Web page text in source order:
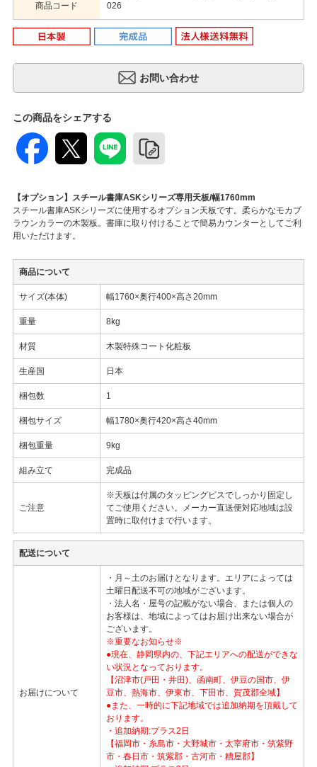
商品コード
026
この商品をシェアする
【オプション】スチール書庫ASKシリーズ専用天板/幅1760mm
スチール書庫ASKシリーズに使用するオプション天板です。柔らかなモカブ
ラウンカラーの木製板。書庫に取り付けることで簡易カウンターとしてご利
用いただけます。
商品について
サイズ(本体) 幅1760×奥行400×高さ20mm
重量 8kg
材質 木製特殊コート化粧板
生産国 日本
梱包数 1
梱包サイズ 幅1780×奥行420×高さ40mm
梱包重量 9kg
組み立て 完成品
ご注意
※天板は付属のタッピングビスでしっかり固定し
てご使用ください。メーカー直送便対応地域は設
置時に取付けまで行います。
配送について
お届けについて
・月～土のお届けとなります。エリアによっては
土曜日配送不可の地域がございます。
・法人名・屋号の記載がない場合、または個人の
お客様は、地域によってはお届け出来ない場合が
ございます。
※重要なお知らせ※
●現在、静岡県内の、下記エリアへの配送ができな
い状況となっております。
【沼津市(戸田・井田)、函南町、伊豆の国市、伊
豆市、熱海市、伊東市、下田市、賀茂郡全域】
●また、一時的に下記地域では追加納期を頂戴して
おります。
・追加納期:プラス2日
【福岡市・糸島市・大野城市・太宰府市・筑紫野
市・春日市・筑紫郡・古河市・糟屋郡】